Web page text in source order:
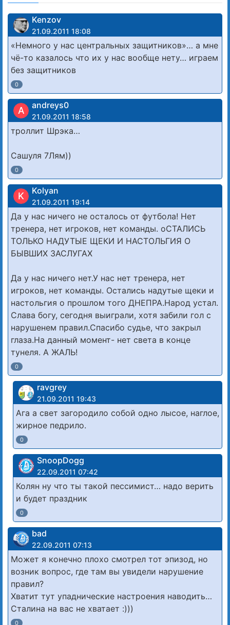
Kenzov
21.09.2011 18:08
«Немного у нас центральных защитников»… а мне
чё-то казалось что их у нас вообще нету… играем
без защитников
0
A andreys0
21.09.2011 18:58
троллит Шрэка…
Сашуля 7Лям))
0
K Kolyan
21.09.2011 19:14
Да у нас ничего не осталось от футбола! Нет
тренера, нет игроков, нет команды. оСТАЛИСЬ
ТОЛЬКО НАДУТЫЕ ЩЕКИ И НАСТОЛЬГИЯ О
БЫВШИХ ЗАСЛУГАХ
Да у нас ничего нет.У нас нет тренера, нет
игроков, нет команды. Остались надутые щеки и
настольгия о прошлом того ДНЕПРА.Народ устал.
Слава богу, сегодня выиграли, хотя забили гол с
нарушенем правил.Спасибо судье, что закрыл
глаза.На данный момент- нет света в конце
тунеля. А ЖАЛЬ!
0
ravgrey
21.09.2011 19:43
Ага а свет загородило собой одно лысое, наглое,
жирное педрило.
0
SnoopDogg
22.09.2011 07:42
Колян ну что ты такой пессимист… надо верить
и будет праздник
0
bad
22.09.2011 07:13
Может я конечно плохо смотрел тот эпизод, но
возник вопрос, где там вы увидели нарушение
правил?
Хватит тут упаднические настроения наводить…
Сталина на вас не хватает :)))
0